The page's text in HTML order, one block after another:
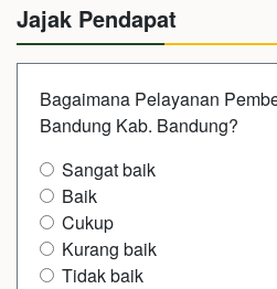
Jajak Pendapat
Bagaimana Pelayanan
Bandung Kab. Bandung?
Sangat baik
Baik
Cukup
Kurang baik
Tidak baik